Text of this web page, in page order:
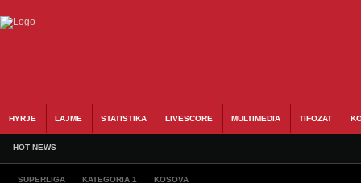
HYRJE LAJME STATISTIKA LIVESCORE MULTIMEDIA TIFOZAT
HOT NEWS
SUPERLIGA KATEGORIA 1 KOSOVA